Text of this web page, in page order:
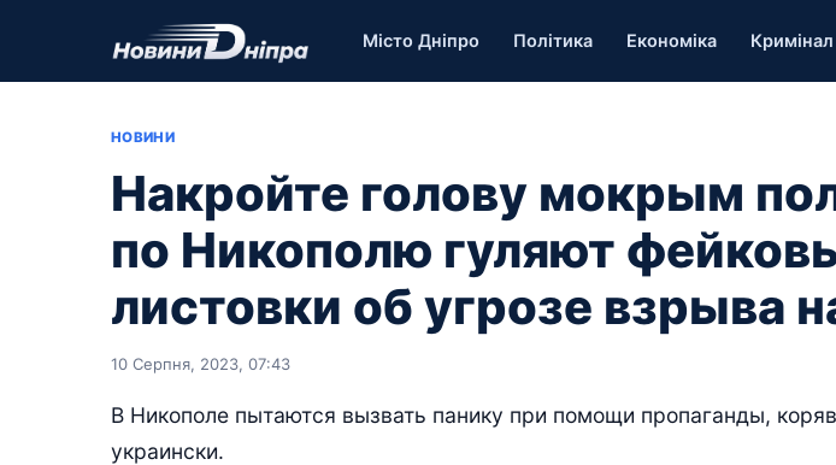
Місто Дніпро Політика Економіка Кримінал
НОВИНИ
Накройте голову мокрым
по Никополю гуляют
листовки об угрозе взрыва
10 Серпня, 2023, 07:43
В Никополе пытаются вызвать панику при помощи пропаганды,
украински.